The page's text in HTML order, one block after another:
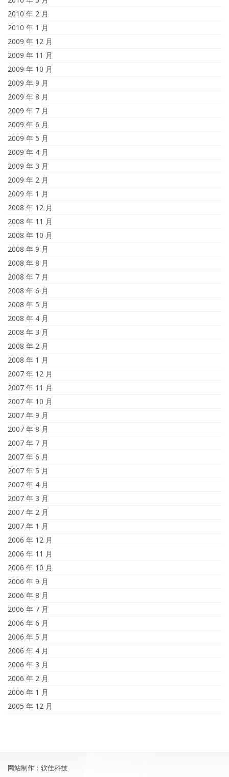
2010 年 2 月
2010 年 1 月
2009 年 12 月
2009 年 11 月
2009 年 10 月
2009 年 9 月
2009 年 8 月
2009 年 7 月
2009 年 6 月
2009 年 5 月
2009 年 4 月
2009 年 3 月
2009 年 2 月
2009 年 1 月
2008 年 12 月
2008 年 11 月
2008 年 10 月
2008 年 9 月
2008 年 8 月
2008 年 7 月
2008 年 6 月
2008 年 5 月
2008 年 4 月
2008 年 3 月
2008 年 2 月
2008 年 1 月
2007 年 12 月
2007 年 11 月
2007 年 10 月
2007 年 9 月
2007 年 8 月
2007 年 7 月
2007 年 6 月
2007 年 5 月
2007 年 4 月
2007 年 3 月
2007 年 2 月
2007 年 1 月
2006 年 12 月
2006 年 11 月
2006 年 10 月
2006 年 9 月
2006 年 8 月
2006 年 7 月
2006 年 6 月
2006 年 5 月
2006 年 4 月
2006 年 3 月
2006 年 2 月
2006 年 1 月
2005 年 12 月
网站制作：软佳科技